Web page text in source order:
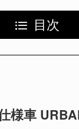
目次
様車